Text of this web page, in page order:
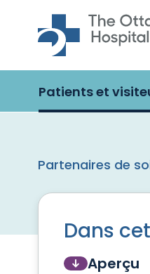
Skip to main content
Patients et
Partenaires de
Dans
Aperçu